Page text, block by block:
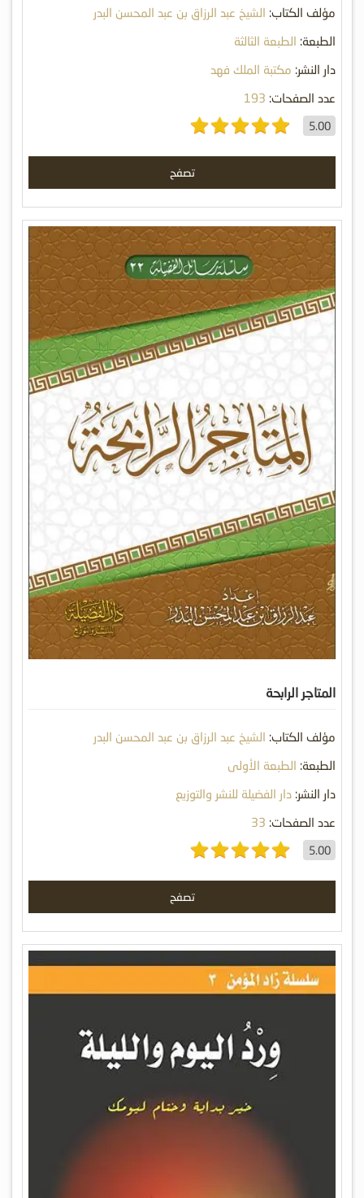
مؤلف الكتاب: الشيخ عبد الرزاق بن عبد المحسن البدر
الطبعة: الطبعة الثالثة
دار النشر: مكتبة الملك فهد
عدد الصفحات: 193
5.00
تصفح
المتاجر الرابحة
مؤلف الكتاب: الشيخ عبد الرزاق بن عبد المحسن البدر
الطبعة: الطبعة الأولى
دار النشر: دار الفضيلة للنشر والتوزيع
عدد الصفحات: 33
5.00
تصفح